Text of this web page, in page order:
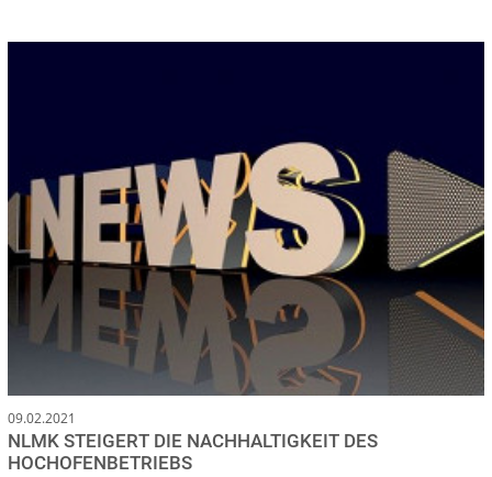
09.02.2021
NLMK STEIGERT DIE NACHHALTIGKEIT DES
HOCHOFENBETRIEBS